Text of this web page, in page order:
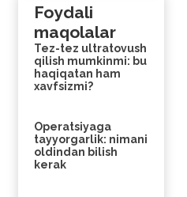
Foydali
maqolalar
Tez-tez ultratovush
qilish mumkinmi: bu
haqiqatan ham
xavfsizmi?
Operatsiyaga
tayyorgarlik: nimani
oldindan bilish
kerak